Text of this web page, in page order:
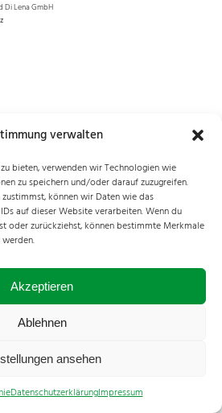
verwalten
bieten, verwenden wir Technologien wie
zu speichern und/oder darauf zuzugreifen.
können wir Daten wie das
auf dieser Website verarbeiten. Wenn du
oder zurückziehst, können bestimmte Merkmale
Akzeptieren
Ablehnen
ansehen
DatenschutzerklärungImpressum
Di Lena GmbH